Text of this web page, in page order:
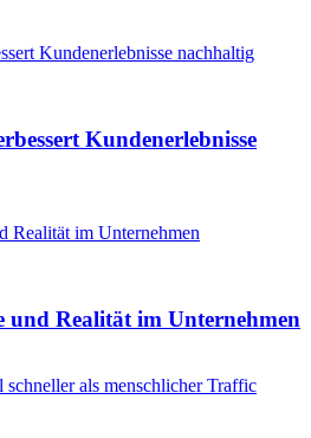
Kundenerlebnisse
Realität im Unternehmen